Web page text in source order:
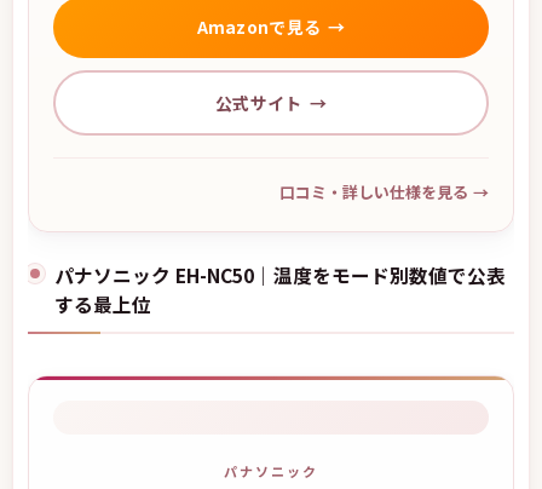
Amazonで見る
公式サイト
口コミ・詳しい仕様を見る →
パナソニック EH-NC50｜温度をモード別数値で公表
する最上位
パナソニック